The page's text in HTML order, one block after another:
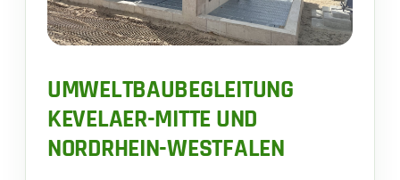
UMWELTBAUBEGLEITUNG
KEVELAER-MITTE UND
NORDRHEIN-WESTFALEN